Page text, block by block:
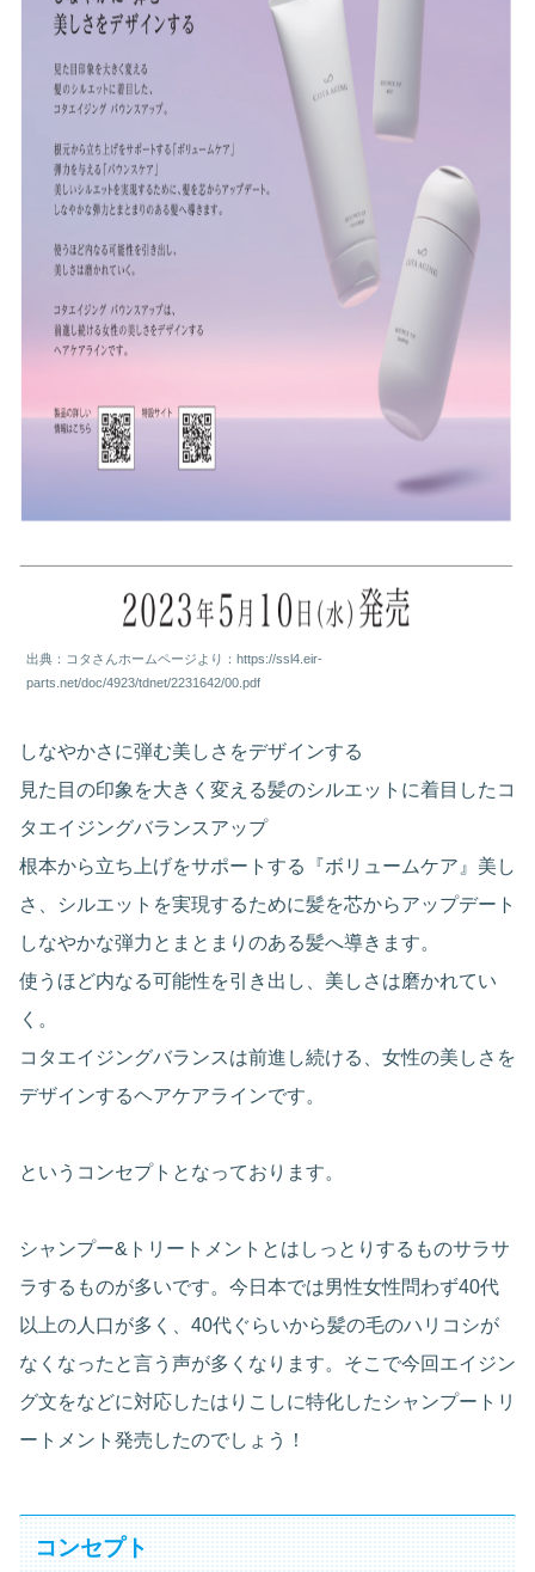
出典：コタさんホームページより：https://ssl4.eir-
parts.net/doc/4923/tdnet/2231642/00.pdf
しなやかさに弾む美しさをデザインする
見た目の印象を大きく変える髪のシルエットに着目したコ
タエイジングバランスアップ
根本から立ち上げをサポートする『ボリュームケア』美し
さ、シルエットを実現するために髪を芯からアップデート
しなやかな弾力とまとまりのある髪へ導きます。
使うほど内なる可能性を引き出し、美しさは磨かれてい
く。
コタエイジングバランスは前進し続ける、女性の美しさを
デザインするヘアケアラインです。
というコンセプトとなっております。
シャンプー&トリートメントとはしっとりするものサラサ
ラするものが多いです。今日本では男性女性問わず40代
以上の人口が多く、40代ぐらいから髪の毛のハリコシが
なくなったと言う声が多くなります。そこで今回エイジン
グ文をなどに対応したはりこしに特化したシャンプートリ
ートメント発売したのでしょう！
コンセプト